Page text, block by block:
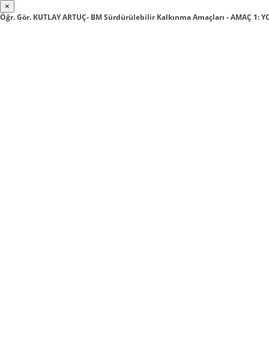
×
Öğr. Gör. KUTLAY ARTUÇ- BM Sürdürülebilir Kalkınma Amaçları - AMAÇ 1: